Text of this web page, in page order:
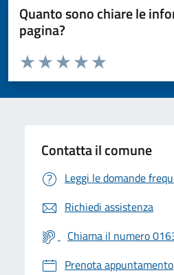
Quanto sono chiare le
pagina?
Valuta da 1 a 5 stelle la pagina
Valuta 5 stelle su
Valuta 4 stelle su 5
Valuta 3 stelle su 5
Valuta 2 stelle su 5
Valuta 1 stelle su 5
Contatta il comune
Leggi le domande
Richiedi assistenza
Chiama il numero
Prenota appuntamento